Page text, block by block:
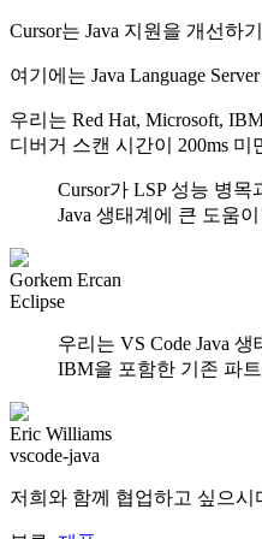
Cursor는 Java 지원을 개선하
여기에는 Java Language
우리는 Red Hat, Microsoft,
디버거 스캔 시간이 200ms
Cursor가 LSP 성능 병
Java 생태계에 큰 도움
Gorkem Ercan
Eclipse
우리는 VS Code Java
IBM을 포함한 기존 파
Eric Williams
vscode-java
저희와 함께 협업하고 싶으시